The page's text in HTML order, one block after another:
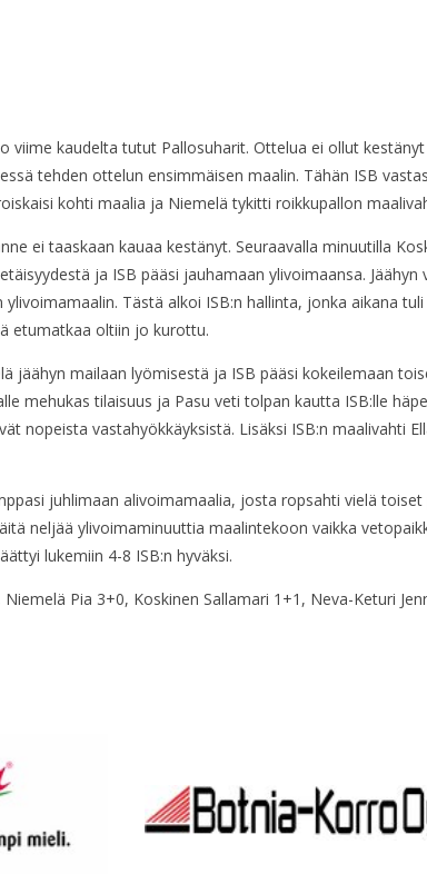
viime kaudelta tutut Pallosuharit. Ottelua ei ollut
tehden ottelun ensimmäisen maalin. Tähän ISB
kohti maalia ja Niemelä tykitti roikkupallon
ei taaskaan kauaa kestänyt. Seuraavalla minuutilla
ja ISB pääsi jauhamaan ylivoimaansa. Jäähyn
Tästä alkoi ISB:n hallinta, jonka aikana tuli
etumatkaa oltiin jo kurottu.
jäähyn mailaan lyömisestä ja ISB pääsi kokeilemaan
mehukas tilaisuus ja Pasu veti tolpan kautta ISB:lle
nopeista vastahyökkäyksistä. Lisäksi ISB:n maalivahti
juhlimaan alivoimamaalia, josta ropsahti vielä
neljää ylivoimaminuuttia maalintekoon vaikka
lukemiin 4-8 ISB:n hyväksi.
Pia 3+0, Koskinen Sallamari 1+1, Neva-Keturi